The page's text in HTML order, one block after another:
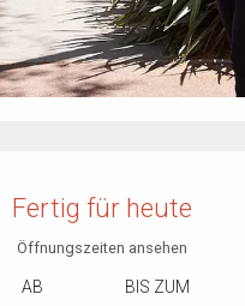
Fertig für heute
Öffnungszeiten ansehen
AB BIS ZUM